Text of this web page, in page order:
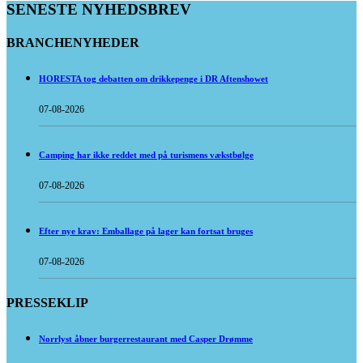
SENESTE NYHEDSBREV
BRANCHENYHEDER
HORESTA tog debatten om drikkepenge i DR Aftenshowet
07-08-2026
Camping har ikke reddet med på turismens vækstbølge
07-08-2026
Efter nye krav: Emballage på lager kan fortsat bruges
07-08-2026
PRESSEKLIP
Norrlyst åbner burgerrestaurant med Casper Drømme